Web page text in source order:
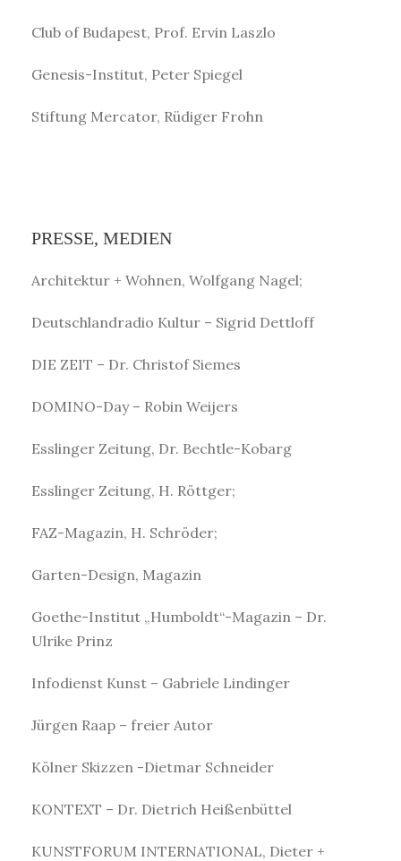
Club of Budapest, Prof. Ervin Laszlo
Genesis-Institut, Peter Spiegel
Stiftung Mercator, Rüdiger Frohn
PRESSE, MEDIEN
Architektur + Wohnen, Wolfgang Nagel;
Deutschlandradio Kultur – Sigrid Dettloff
DIE ZEIT – Dr. Christof Siemes
DOMINO-Day – Robin Weijers
Esslinger Zeitung, Dr. Bechtle-Kobarg
Esslinger Zeitung, H. Röttger;
FAZ-Magazin, H. Schröder;
Garten-Design, Magazin
Goethe-Institut „Humboldt“-Magazin – Dr.
Ulrike Prinz
Infodienst Kunst – Gabriele Lindinger
Jürgen Raap – freier Autor
Kölner Skizzen -Dietmar Schneider
KONTEXT – Dr. Dietrich Heißenbüttel
KUNSTFORUM INTERNATIONAL, Dieter +